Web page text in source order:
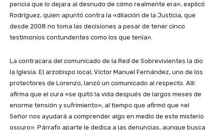
pericia que lo dejara al desnudo de cómo realmente era», explicó
Rodríguez, quien apuntó contra la «dilación de la Justicia, que
desde 2008 no toma las decisiones a pesar de tener cinco
testimonios contundentes como los que tenía».
La contracara del comunicado de la Red de Sobrevivientes la dio
la Iglesia. El arzobispo local, Víctor Manuel Fernández, uno de los
protectores de Lorenzo, lanzó un comunicado al respecto. Allí
afirma que el cura «se quitó la vida después de largos meses de
enorme tensión y sufrimiento», al tiempo que afirmó que «el
Señor nos ayudará a comprender algo en medio de este misterio
oscuro». Párrafo aparte le dedica a las denuncias, aunque busca